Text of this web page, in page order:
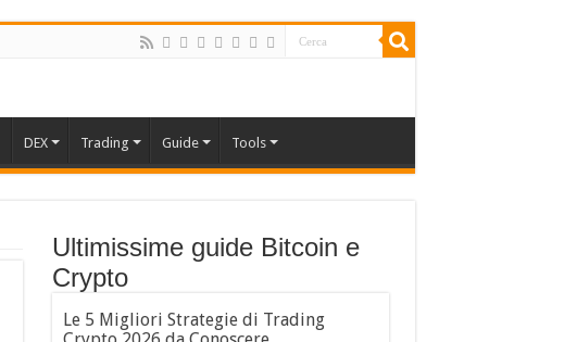
DEX Trading Guide Tools
Ultimissime guide Bitcoin e
Crypto
Le 5 Migliori Strategie di Trading